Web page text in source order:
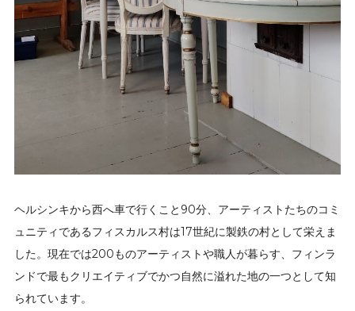
ヘルシンキから西へ車で行くこと90分、アーティストたちのコミ
ュニティであるフィスカルス村は17世紀に製鉄の村として栄えま
した。現在では200ものアーティストや職人が暮らす、フィンラ
ンドで最もクリエイティブでかつ自然に溢れた地の一つとして知
られています。